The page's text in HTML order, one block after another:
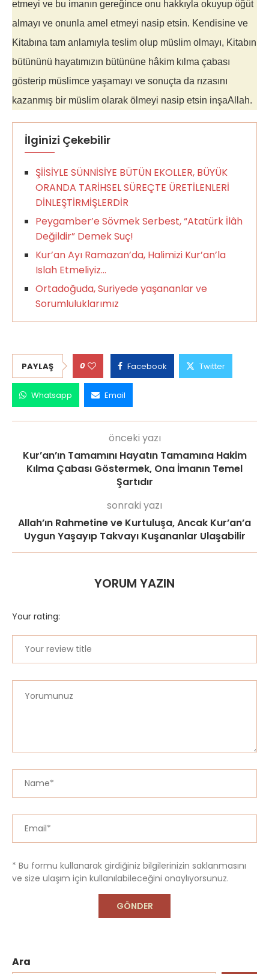
etmeyi ve bu imanın gereğince onu hakkıyla okuyup öğüt
almayı ve onunla amel etmeyi nasip etsin. Kendisine ve
Kitabına tam anlamıyla teslim olup müslim olmayı, Kitabın
bütününü hayatımızın bütününe hâkim kılma çabası
gösterip müslimce yaşamayı ve sonuçta da rızasını
kazanmış bir müslim olarak ölmeyi nasip etsin inşaAllah.
İlginizi Çekebilir
ŞİİSİYLE SÜNNİSİYE BÜTÜN EKOLLER, BÜYÜK
ORANDA TARİHSEL SÜREÇTE ÜRETİLENLERİ
DİNLEŞTİRMİŞLERDİR
Peygamber’e Sövmek Serbest, “Atatürk İlâh
Değildir” Demek Suç!
Kur’an Ayı Ramazan’da, Halimizi Kur’an’la
Islah Etmeliyiz…
Ortadoğuda, Suriyede yaşananlar ve
Sorumluluklarımız
PAYLAŞ 0 Facebook Twitter
Whatsapp Email
önceki yazı
Kur’an’ın Tamamını Hayatın Tamamına Hakim
Kılma Çabası Göstermek, Ona İmanın Temel
Şartıdır
sonraki yazı
Allah’ın Rahmetine ve Kurtuluşa, Ancak Kur’an’a
Uygun Yaşayıp Takvayı Kuşananlar Ulaşabilir
YORUM YAZIN
Your rating:
* Bu formu kullanarak girdiğiniz bilgilerinizin saklanmasını
ve size ulaşım için kullanılabileceğini onaylıyorsunuz.
Ara